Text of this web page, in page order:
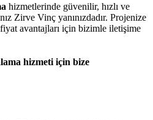
hizmetlerinde güvenilir, hızlı ve
Zirve Vinç yanınızdadır. Projenize
avantajları için bizimle iletişime
hizmeti için bize